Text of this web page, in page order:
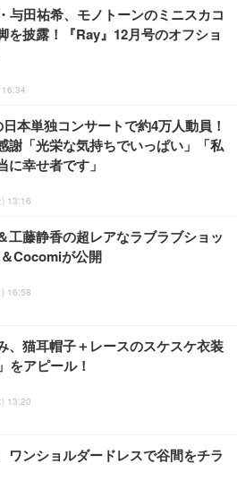
パソコンチェア (ホワイト)
フィスチェア デスクチェア 肘なし メ
ランバーサポート付き 腰サポート ガ
降 360度回転 キャスター付き コンパク
58.5×高さ84～96cm テレワーク 在宅
280Hz/FHD】GRAPHT THE S
Monitor 24” Essential ゲーミン
24.5インチ 1ms FHD 量子ドット 残
証 | 輝点保証 | 日本メーカー)
ヤマ ペットシーツ 超厚型 お徳用 レギ
入【Amazon.co.jp限定】
与田祐希、モノトーンのミニスカコ
を披露！『Ray』12月号のオフショ
本単独コンサートで約4万人動員！
謝「光栄な気持ちでいっぱい」「私
に幸せ者です」
13:16
工藤静香の超レアなラブラブショッ
Cocomiが公開
16:58
、猫耳帽子＋レースのスケスケ衣装
をアピール！
13:20
ワンショルダードレスで谷間をチラ